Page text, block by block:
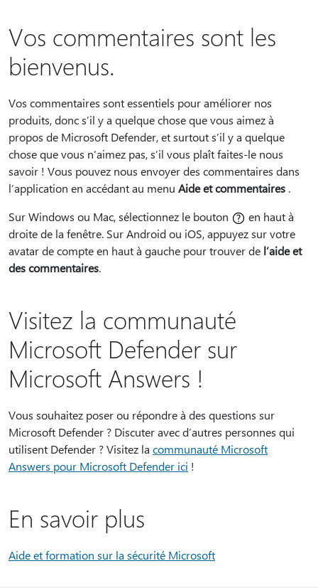
Vos commentaires sont les
bienvenus.
Vos commentaires sont essentiels pour améliorer nos
produits, donc s’il y a quelque chose que vous aimez à
propos de Microsoft Defender, et surtout s’il y a quelque
chose que vous n’aimez pas, s’il vous plaît faites-le nous
savoir ! Vous pouvez nous envoyer des commentaires dans
l’application en accédant au menu Aide et commentaires .
Sur Windows ou Mac, sélectionnez le bouton
en haut à
droite de la fenêtre. Sur Android ou iOS, appuyez sur votre
avatar de compte en haut à gauche pour trouver de l’aide et
des commentaires.
Visitez la communauté
Microsoft Defender sur
Microsoft Answers !
Vous souhaitez poser ou répondre à des questions sur
Microsoft Defender ? Discuter avec d’autres personnes qui
utilisent Defender ? Visitez la communauté Microsoft
Answers pour Microsoft Defender ici !
En savoir plus
Aide et formation sur la sécurité Microsoft